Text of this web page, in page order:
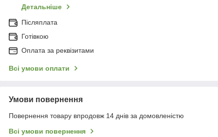
Детальніше
Післяплата
Готівкою
Оплата за реквізитами
Всі умови оплати
Умови повернення
Повернення товару впродовж 14 днів за домовленістю
Всі умови повернення